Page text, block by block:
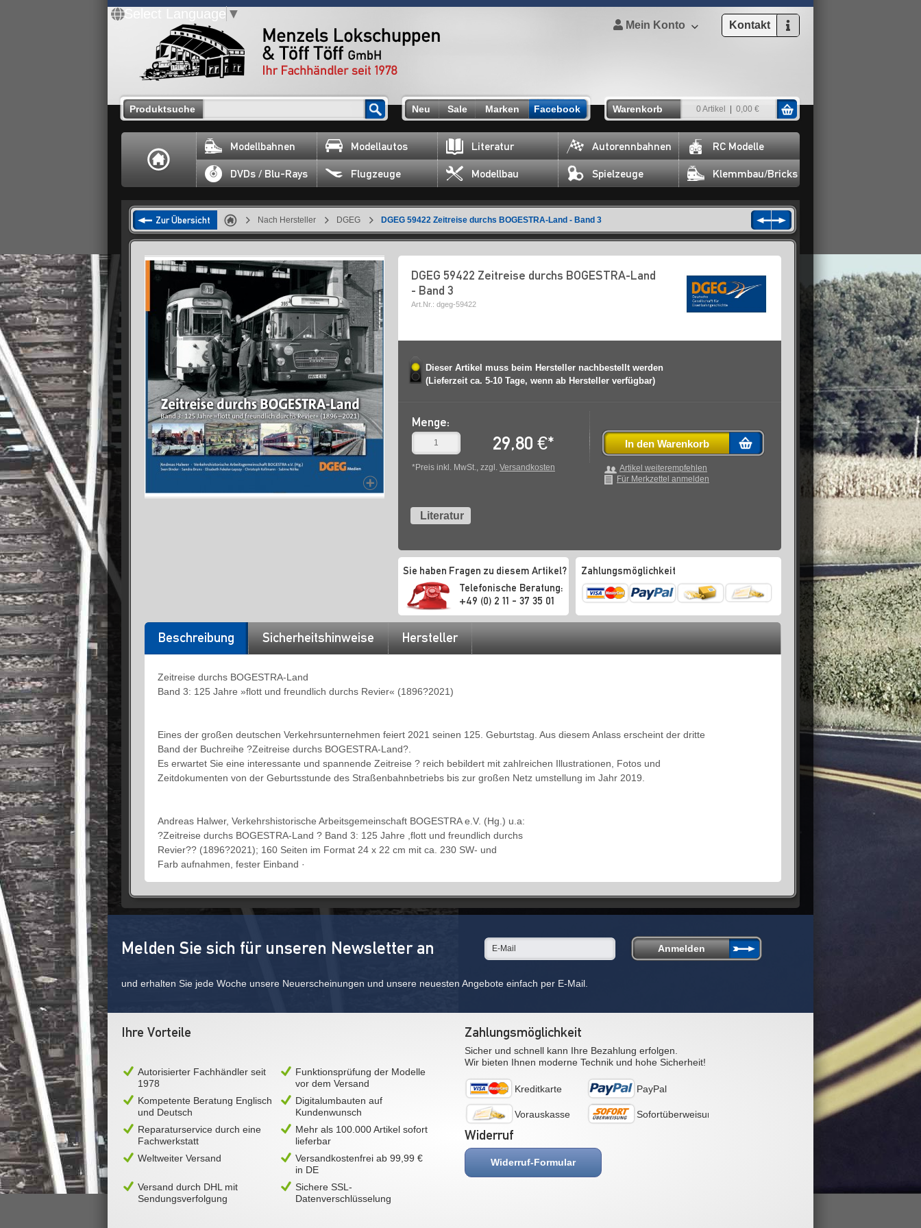
Select Language ▼
Mein Konto Kontakt
Produktsuche Neu Sale Marken Facebook Warenkorb 0 Artikel 0,00 €
Modellbahnen Modellautos Literatur Autorennbahnen RC Modelle
DVDs / Blu-Rays Flugzeuge Modellbau Spielzeuge Klemmbau/Bricks
Zur Übersicht Nach Hersteller DGEG DGEG 59422 Zeitreise durchs BOGESTRA-Land - Band 3
DGEG 59422 Zeitreise durchs BOGESTRA-Land
- Band 3
Art.Nr.: dgeg-59422
Dieser Artikel muss beim Hersteller nachbestellt werden
(Lieferzeit ca. 5-10 Tage, wenn ab Hersteller verfügbar)
Menge:
29,80 €*
*Preis inkl. MwSt., zzgl. Versandkosten
In den Warenkorb
Artikel weiterempfehlen
Für Merkzettel anmelden
Literatur
Sie haben Fragen zu diesem Artikel?
Telefonische Beratung:
+49 (0) 2 11 - 37 35 01
Zahlungsmöglichkeit
Beschreibung Sicherheitshinweise Hersteller
Zeitreise durchs BOGESTRA-Land
Band 3: 125 Jahre »flott und freundlich durchs Revier« (1896?2021)
Eines der großen deutschen Verkehrsunternehmen feiert 2021 seinen 125. Geburtstag. Aus diesem Anlass erscheint der dritte
Band der Buchreihe ?Zeitreise durchs BOGESTRA-Land?.
Es erwartet Sie eine interessante und spannende Zeitreise ? reich bebildert mit zahlreichen Illustrationen, Fotos und
Zeitdokumenten von der Geburtsstunde des Straßenbahnbetriebs bis zur großen Netz umstellung im Jahr 2019.
Andreas Halwer, Verkehrshistorische Arbeitsgemeinschaft BOGESTRA e.V. (Hg.) u.a:
?Zeitreise durchs BOGESTRA-Land ? Band 3: 125 Jahre ,flott und freundlich durchs
Revier?? (1896?2021); 160 Seiten im Format 24 x 22 cm mit ca. 230 SW- und
Farb aufnahmen, fester Einband ·
Melden Sie sich für unseren Newsletter an
und erhalten Sie jede Woche unsere Neuerscheinungen und unsere neuesten Angebote einfach per E-Mail.
Ihre Vorteile
Autorisierter Fachhändler seit
1978
Funktionsprüfung der Modelle
vor dem Versand
Kompetente Beratung Englisch
und Deutsch
Digitalumbauten auf
Kundenwunsch
Reparaturservice durch eine
Fachwerkstatt
Mehr als 100.000 Artikel sofort
lieferbar
Weltweiter Versand
Versandkostenfrei ab 99,99 €
in DE
Versand durch DHL mit
Sendungsverfolgung
Sichere SSL-
Datenverschlüsselung
Zahlungsmöglichkeit
Sicher und schnell kann Ihre Bezahlung erfolgen.
Wir bieten Ihnen moderne Technik und hohe Sicherheit!
Kreditkarte PayPal
Vorauskasse Sofortüberweisung
Widerruf
Widerruf-Formular